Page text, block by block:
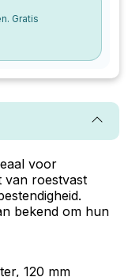
Gratis
voor
van roestvast
bekend om hun
120 mm